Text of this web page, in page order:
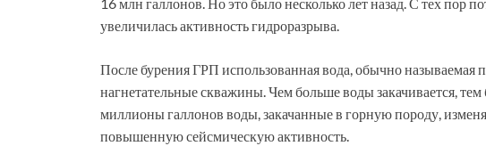
увеличилась активность гидроразрыва.
После бурения ГРП использованная вода, обычно называемая
нагнетательные скважины. Чем больше воды закачивается,
миллионы галлонов воды, закачанные в горную породу,
повышенную сейсмическую активность.